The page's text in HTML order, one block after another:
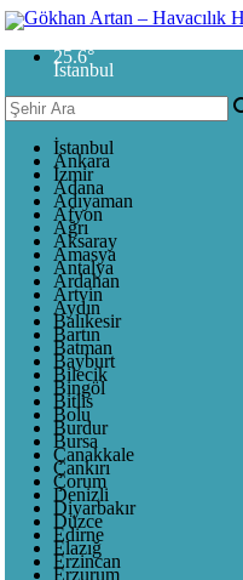
25.6°
İstanbul
İstanbul
Ankara
İzmir
Adana
Adıyaman
Afyon
Ağrı
Aksaray
Amasya
Antalya
Ardahan
Artvin
Aydın
Balıkesir
Bartın
Batman
Bayburt
Bilecik
Bingöl
Bitlis
Bolu
Burdur
Bursa
Çanakkale
Çankırı
Çorum
Denizli
Diyarbakır
Düzce
Edirne
Elazığ
Erzincan
Erzurum